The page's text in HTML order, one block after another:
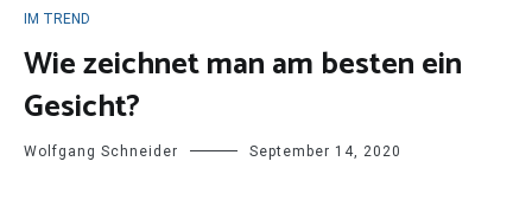
IM TREND
Wie zeichnet man am besten ein
Gesicht?
Wolfgang Schneider September 14, 2020